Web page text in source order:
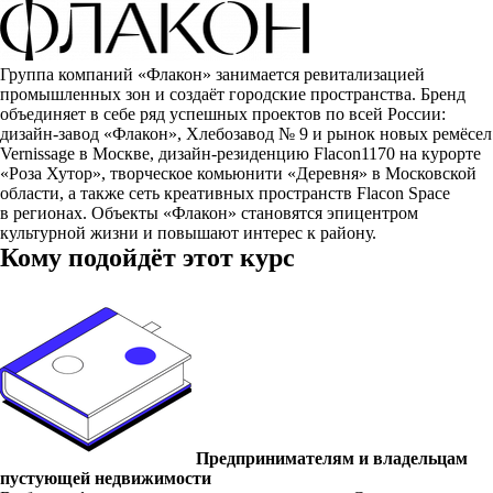
Группа компаний «Флакон» занимается ревитализацией
промышленных зон и создаёт городские пространства. Бренд
объединяет в себе ряд успешных проектов по всей России:
дизайн-завод «Флакон», Хлебозавод № 9 и рынок новых ремёсел
Vernissage в Москве, дизайн-резиденцию Flacon1170 на курорте
«Роза Хутор», творческое комьюнити «Деревня» в Московской
области, а также сеть креативных пространств Flacon Space
в регионах. Объекты «Флакон» становятся эпицентром
культурной жизни и повышают интерес к району.
Кому подойдёт этот курс
Предпринимателям и владельцам
пустующей недвижимости